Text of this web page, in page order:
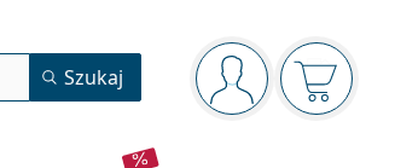
Panel nawigacyjny
jesteś
Koszyk
Szukaj